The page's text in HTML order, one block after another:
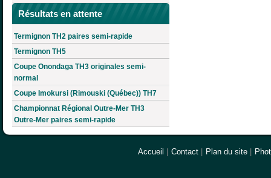
Résultats en attente
Termignon TH2 paires semi-rapide
Termignon TH5
Coupe Onondaga TH3 originales semi-
normal
Coupe Imokursi (Rimouski (Québec)) TH7
Championnat Régional Outre-Mer TH3
Outre-Mer paires semi-rapide
Accueil | Contact | Plan du site |